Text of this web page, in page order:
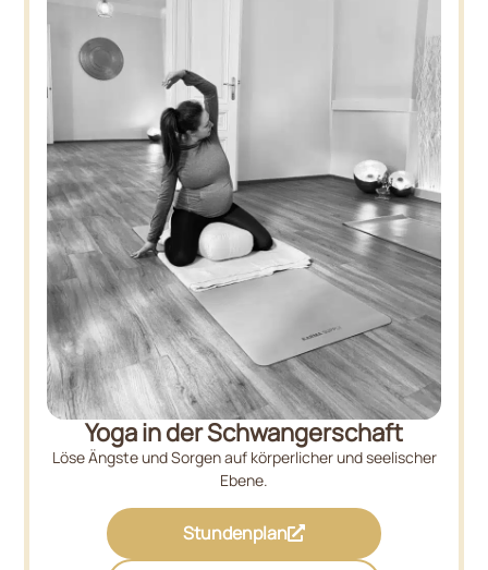
Yoga in der Schwangerschaft
Löse Ängste und Sorgen auf körperlicher und seelischer
Ebene.
Stundenplan